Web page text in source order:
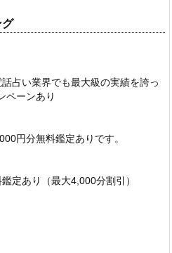
グ
占い業界でも最大級の実績を誇っ
ペーンあり
円分無料鑑定ありです。
定あり（最大4,000分割引）